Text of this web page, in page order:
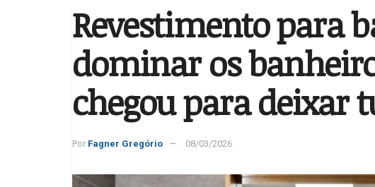
Revestimento para
dominar os
chegou para deixar
Por Fagner Gregório 08/03/2026